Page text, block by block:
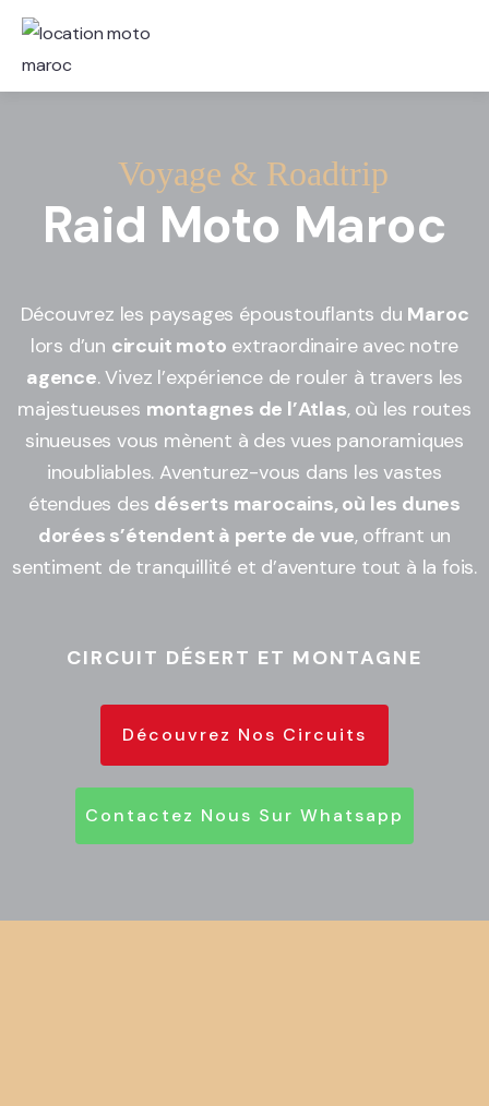
Voyage & Roadtrip
Raid Moto Maroc
Découvrez les paysages époustouflants du Maroc
lors d’un circuit moto extraordinaire avec notre
agence. Vivez l’expérience de rouler à travers les
majestueuses montagnes de l’Atlas, où les routes
sinueuses vous mènent à des vues panoramiques
inoubliables. Aventurez-vous dans les vastes
étendues des déserts marocains, où les dunes
dorées s’étendent à perte de vue, offrant un
sentiment de tranquillité et d’aventure tout à la fois.
CIRCUIT DÉSERT ET MONTAGNE
Découvrez Nos Circuits
Contactez Nous Sur Whatsapp